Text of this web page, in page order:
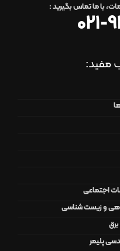
با ما تماس بگیرید:
021-
مفید:
اجتماعی
و زیست شناسی
پلیمر